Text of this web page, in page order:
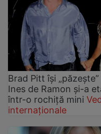
Brad Pitt își
Ines de Ramon și-a
într-o rochiță mini
internaționale